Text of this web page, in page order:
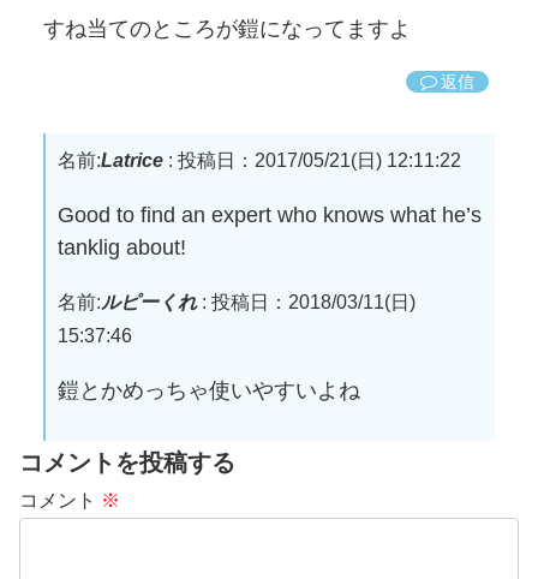
すね当てのところが鎧になってますよ
返信
名前:Latrice: 投稿日：2017/05/21(日) 12:11:22
Good to find an expert who knows what he’s
tanklig about!
名前:ルピーくれ: 投稿日：2018/03/11(日)
15:37:46
鎧とかめっちゃ使いやすいよね
コメントを投稿する
コメント ※